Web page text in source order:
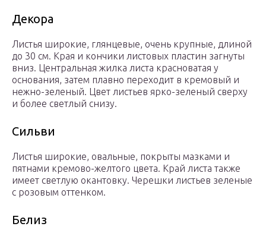
Декора
Листья широкие, глянцевые, очень крупные, длиной
до 30 см. Края и кончики листовых пластин загнуты
вниз. Центральная жилка листа красноватая у
основания, затем плавно переходит в кремовый и
нежно-зеленый. Цвет листьев ярко-зеленый сверху
и более светлый снизу.
Сильви
Листья широкие, овальные, покрыты мазками и
пятнами кремово-желтого цвета. Край листа также
имеет светлую окантовку. Черешки листьев зеленые
с розовым оттенком.
Белиз